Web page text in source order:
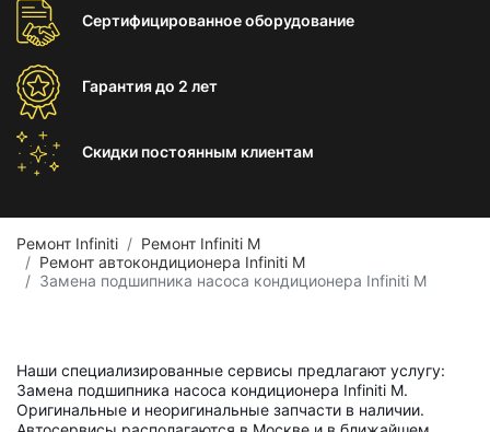
Сертифицированноеоборудование
Гарантиядо 2 лет
Скидки постоянным клиентам
Ремонт Infiniti
Ремонт Infiniti M
Ремонт автокондиционера Infiniti M
Замена подшипника насоса кондиционера Infiniti M
Наши специализированные сервисы предлагают услугу:
Замена подшипника насоса кондиционера Infiniti M.
Оригинальные и неоригинальные запчасти в наличии.